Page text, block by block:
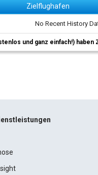
Zielflughafen
No Recent History
und ganz einfach!)